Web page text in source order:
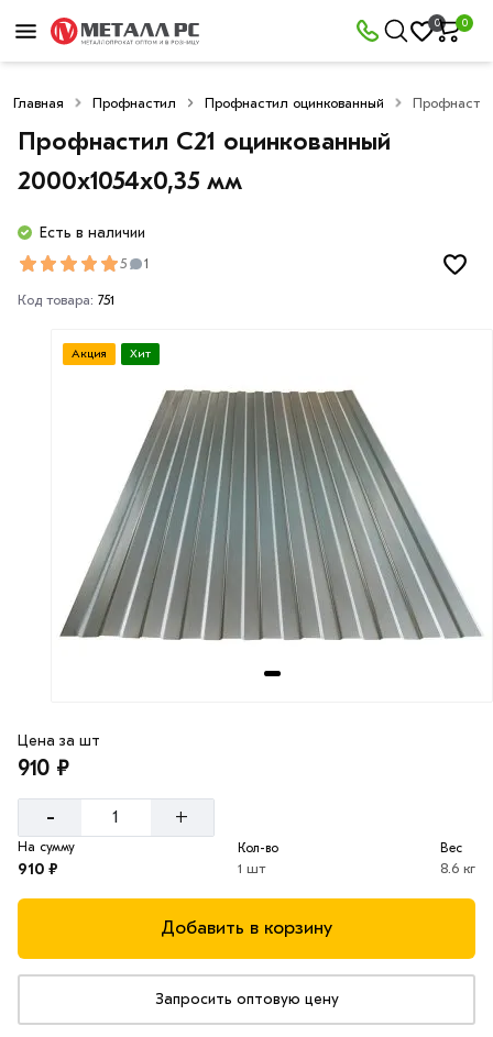
0 0
Главная Профнастил Профнастил оцинкованный
Профнастил С21 оцинкованный
2000х1054х0,35 мм
Есть в наличии
5 1
Код товара: 751
Акция Хит
Цена за шт
910 ₽
- +
На сумму
910 ₽
Кол-во
1 шт
Вес
8.6 кг
Добавить в корзину
Запросить оптовую цену